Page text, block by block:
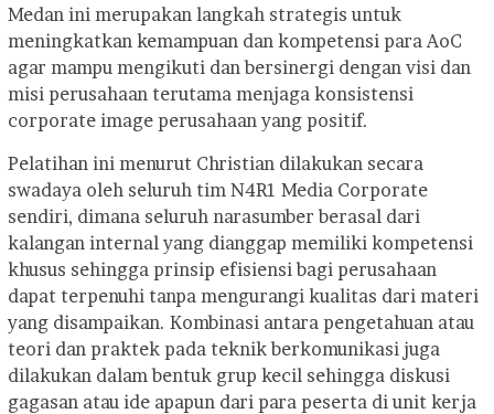
Medan ini merupakan langkah strategis untuk
meningkatkan kemampuan dan kompetensi para AoC
agar mampu mengikuti dan bersinergi dengan visi dan
misi perusahaan terutama menjaga konsistensi
corporate image perusahaan yang positif.
Pelatihan ini menurut Christian dilakukan secara
swadaya oleh seluruh tim N4R1 Media Corporate
sendiri, dimana seluruh narasumber berasal dari
kalangan internal yang dianggap memiliki kompetensi
khusus sehingga prinsip efisiensi bagi perusahaan
dapat terpenuhi tanpa mengurangi kualitas dari materi
yang disampaikan. Kombinasi antara pengetahuan atau
teori dan praktek pada teknik berkomunikasi juga
dilakukan dalam bentuk grup kecil sehingga diskusi
gagasan atau ide apapun dari para peserta di unit kerja